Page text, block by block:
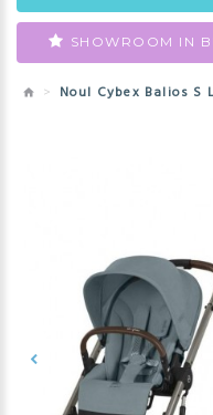
SHOWROOM IN
Noul Cybex Balios S